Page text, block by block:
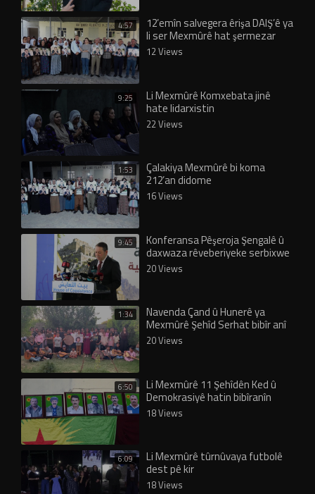
4:57 12’emîn salvegera êrişa DAIŞ’ê ya
li ser Mexmûrê hat şermezar
kirin
12 Views
9:25 Li Mexmûrê Komxebata jinê
hate lidarxistin
22 Views
1:53 Çalakiya Mexmûrê bi koma
212’an didome
16 Views
9:45 Konferansa Pêşeroja Şengalê û
daxwaza rêveberiyeke serbixwe
hate lidarxistin
20 Views
1:34 Navenda Çand û Hunerê ya
Mexmûrê Şehîd Serhat bibîr anî
20 Views
6:50 Li Mexmûrê 11 Şehîdên Ked û
Demokrasiyê hatin bibîranîn
18 Views
6:09 Li Mexmûrê tûrnûvaya futbolê
dest pê kir
18 Views